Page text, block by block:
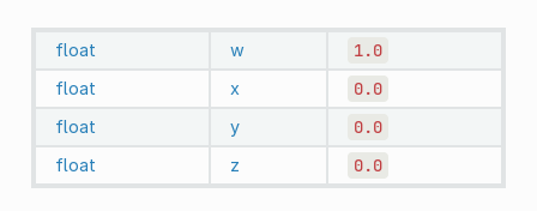
float w 1.0
float x 0.0
float y 0.0
float z 0.0